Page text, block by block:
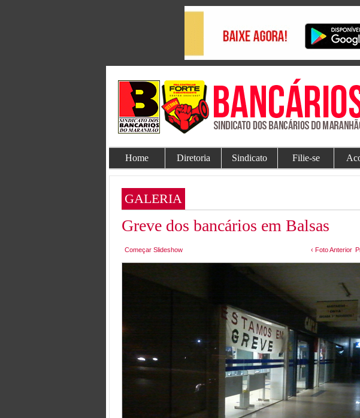
Home Diretoria Sindicato Filie-se
GALERIA
Greve dos bancários em Balsas
Começar Slideshow ‹ Foto Anterior